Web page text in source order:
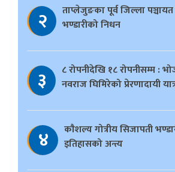
२
ताप्लेजुङका पूर्व जिल्ला पञ्चायत
भण्डारीको निधन
३
८ रोपनीदेखि १८ रोपनीसम्म :
नवराज घिमिरेको प्रेरणादायी
४
काैशल्य गोत्रीय सिजापती
इतिहासको अन्त्य